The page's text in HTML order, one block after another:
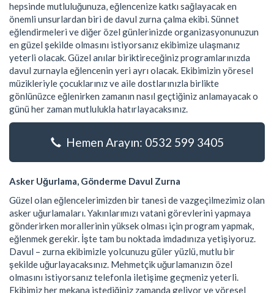
hepsinde mutluluğunuza, eğlencenize katkı sağlayacak en
önemli unsurlardan biri de davul zurna çalma ekibi. Sünnet
eğlendirmeleri ve diğer özel günlerinizde organizasyonunuzun
en güzel şekilde olmasını istiyorsanız ekibimize ulaşmanız
yeterli olacak. Güzel anılar biriktireceğiniz programlarınızda
davul zurnayla eğlencenin yeri ayrı olacak. Ekibimizin yöresel
müzikleriyle çocuklarınız ve aile dostlarınızla birlikte
gönlünüzce eğlenirken zamanın nasıl geçtiğiniz anlamayacak o
günü her zaman mutlulukla hatırlayacaksınız.
Hemen Arayın: 0532 599 3405
Asker Uğurlama, Gönderme Davul Zurna
Güzel olan eğlencelerimizden bir tanesi de vazgeçilmezimiz olan
asker uğurlamaları. Yakınlarımızı vatani görevlerini yapmaya
gönderirken morallerinin yüksek olması için program yapmak,
eğlenmek gerekir. İşte tam bu noktada imdadınıza yetişiyoruz.
Davul – zurna ekibimizle yolcunuzu güler yüzlü, mutlu bir
şekilde uğurlayacaksınız. Mehmetçik uğurlamanızın özel
olmasını istiyorsanız telefonla iletişime geçmeniz yeterli.
Ekibimiz her mekana istediğiniz zamanda geliyor ve yöresel